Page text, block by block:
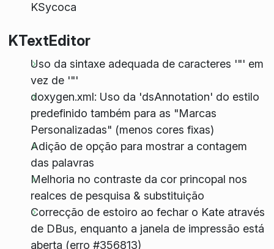
KSycoca
KTextEditor
Uso da sintaxe adequada de caracteres '"' em
vez de '"'
doxygen.xml: Uso da 'dsAnnotation' do estilo
predefinido também para as "Marcas
Personalizadas" (menos cores fixas)
Adição de opção para mostrar a contagem
das palavras
Melhoria no contraste da cor princopal nos
realces de pesquisa & substituição
Correcção de estoiro ao fechar o Kate através
de DBus, enquanto a janela de impressão está
aberta (erro #356813)